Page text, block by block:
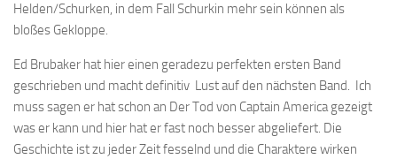
Helden/Schurken, in dem Fall Schurkin mehr sein können als
bloßes Gekloppe.
Ed Brubaker hat hier einen geradezu perfekten ersten Band
geschrieben und macht definitiv Lust auf den nächsten Band. Ich
muss sagen er hat schon an Der Tod von Captain America gezeigt
was er kann und hier hat er fast noch besser abgeliefert. Die
Geschichte ist zu jeder Zeit fesselnd und die Charaktere wirken